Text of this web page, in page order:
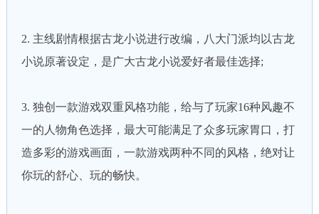
2. 主线剧情根据古龙小说进行改编，八大门派均以古龙
小说原著设定，是广大古龙小说爱好者最佳选择;
3. 独创一款游戏双重风格功能，给与了玩家16种风趣不
一的人物角色选择，最大可能满足了众多玩家胃口，打
造多彩的游戏画面，一款游戏两种不同的风格，绝对让
你玩的舒心、玩的畅快。